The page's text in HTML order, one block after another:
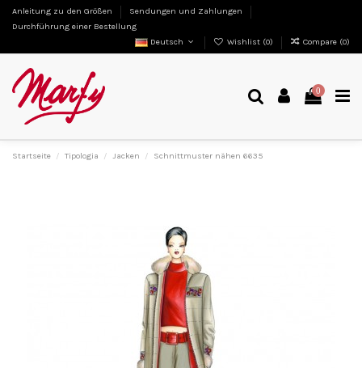
Anleitung zu den Größen
Sendungen und Zahlungen
Durchführung einer Bestellung
Deutsch
Wishlist (0) Compare (0)
0
Startseite Tipologia Jacken Schnittmuster nähen 6635